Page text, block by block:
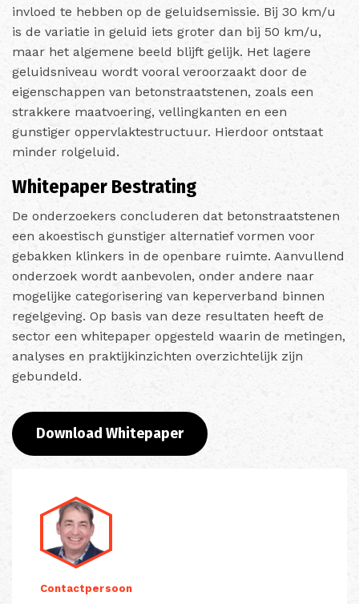
invloed te hebben op de geluidsemissie. Bij 30 km/u
is de variatie in geluid iets groter dan bij 50 km/u,
maar het algemene beeld blijft gelijk. Het lagere
geluidsniveau wordt vooral veroorzaakt door de
eigenschappen van betonstraatstenen, zoals een
strakkere maatvoering, vellingkanten en een
gunstiger oppervlaktestructuur. Hierdoor ontstaat
minder rolgeluid.
Whitepaper Bestrating
De onderzoekers concluderen dat betonstraatstenen
een akoestisch gunstiger alternatief vormen voor
gebakken klinkers in de openbare ruimte. Aanvullend
onderzoek wordt aanbevolen, onder andere naar
mogelijke categorisering van keperverband binnen
regelgeving. Op basis van deze resultaten heeft de
sector een whitepaper opgesteld waarin de metingen,
analyses en praktijkinzichten overzichtelijk zijn
gebundeld.
Download Whitepaper
Contactpersoon